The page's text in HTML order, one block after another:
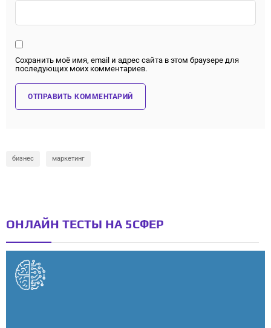
Сохранить моё имя, email и адрес сайта в этом браузере для
последующих моих комментариев.
бизнес маркетинг
ОНЛАЙН ТЕСТЫ НА 5СФЕР